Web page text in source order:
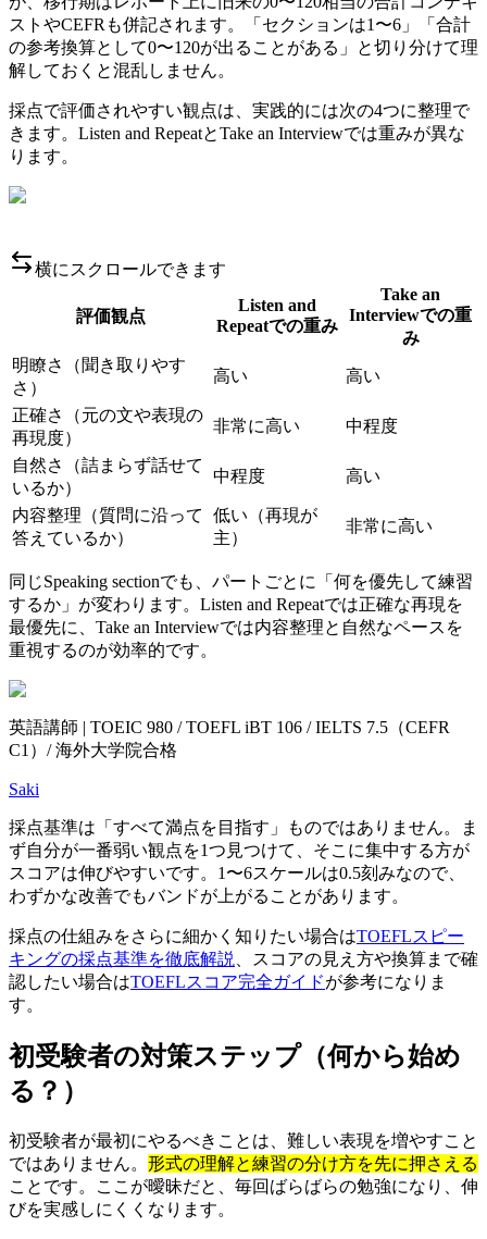
ストやCEFRも併記されます。「セクションは1〜6」「合計
の参考換算として0〜120が出ることがある」と切り分けて理
解しておくと混乱しません。
採点で評価されやすい観点は、実践的には次の4つに整理で
きます。Listen and RepeatとTake an Interviewでは重みが異な
ります。
横にスクロールできます
評価観点
Listen and
Repeatでの重み
Take an
Interviewでの重
み
明瞭さ（聞き取りやす
さ）
高い 高い
正確さ（元の文や表現の
再現度）
非常に高い 中程度
自然さ（詰まらず話せて
いるか）
中程度 高い
内容整理（質問に沿って
答えているか）
低い（再現が
主）
非常に高い
同じSpeaking sectionでも、パートごとに「何を優先して練習
するか」が変わります。Listen and Repeatでは正確な再現を
最優先に、Take an Interviewでは内容整理と自然なペースを
重視するのが効率的です。
英語講師 | TOEIC 980 / TOEFL iBT 106 / IELTS 7.5（CEFR
C1）/ 海外大学院合格
Saki
採点基準は「すべて満点を目指す」ものではありません。ま
ず自分が一番弱い観点を1つ見つけて、そこに集中する方が
スコアは伸びやすいです。1〜6スケールは0.5刻みなので、
わずかな改善でもバンドが上がることがあります。
採点の仕組みをさらに細かく知りたい場合はTOEFLスピー
キングの採点基準を徹底解説
、スコアの見え方や換算まで確
認したい場合はTOEFLスコア完全ガイドが参考になりま
す。
初受験者の対策ステップ（何から始め
る？）
初受験者が最初にやるべきことは、難しい表現を増やすこと
ではありません。 形式の理解と練習の分け方を先に押さえる
ことです。ここが曖昧だと、毎回ばらばらの勉強になり、伸
びを実感しにくくなります。